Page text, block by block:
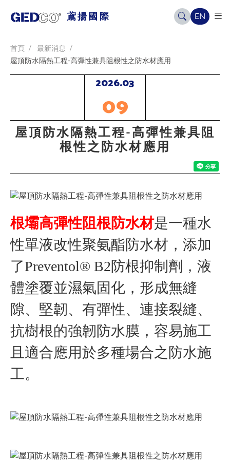
鳶揚國際 EN
首頁
最新消息
屋頂防水隔熱工程-高彈性兼具阻根性之防水材應用
2026.03
09
屋頂防水隔熱工程-高彈性兼具阻
根性之防水材應用
根壩高彈性阻根防水材是一種水
性單液改性聚氨酯防水材，添加
了Preventol® B2防根抑制劑，液
體塗覆並濕氣固化，形成無縫
隙、堅韌、有彈性、連接裂縫、
抗樹根的強韌防水膜，容易施工
且適合應用於多種場合之防水施
工。